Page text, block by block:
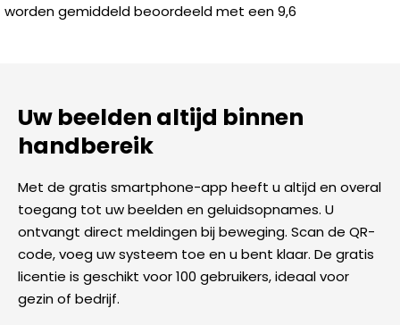
worden gemiddeld beoordeeld met een 9,6
Uw beelden altijd binnen
handbereik
Met de gratis smartphone-app heeft u altijd en overal
toegang tot uw beelden en geluidsopnames. U
ontvangt direct meldingen bij beweging. Scan de QR-
code, voeg uw systeem toe en u bent klaar. De gratis
licentie is geschikt voor 100 gebruikers, ideaal voor
gezin of bedrijf.